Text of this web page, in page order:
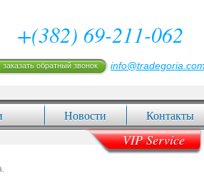
+(382) 69-211-062
заказать обратный звонок info@tradegoria.com
Новости Контакты
VIP Service